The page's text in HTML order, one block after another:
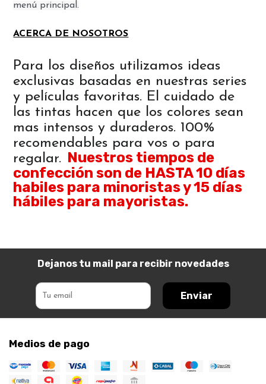
menú principal.
ACERCA DE NOSOTROS
Para los diseños utilizamos ideas
exclusivas basadas en nuestras series
y películas favoritas. El cuidado de
las tintas hacen que los colores sean
mas intensos y duraderos. 100%
recomendables para vos o para
regalar. Nuestros tiempos de
confección son de HASTA 10 días
habiles para minoristas y 15 días
hábiles para mayoristas.
Dejanos tu mail para recibir novedades
Enviar
Medios de pago